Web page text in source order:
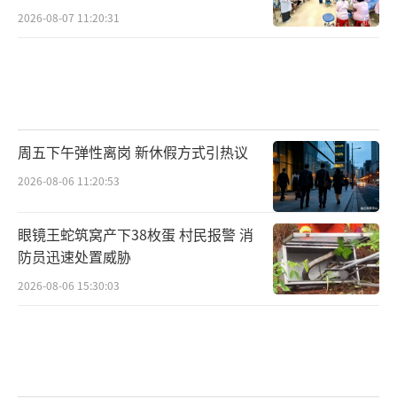
2026-08-07 11:20:31
周五下午弹性离岗 新休假方式引热议
2026-08-06 11:20:53
眼镜王蛇筑窝产下38枚蛋 村民报警 消
防员迅速处置威胁
2026-08-06 15:30:03